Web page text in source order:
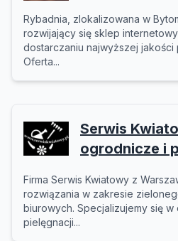
Rybadnia, zlokalizowana w
rozwijający się sklep
dostarczaniu najwyższej jakości
Oferta...
Serwis
ogrodnicze i
Firma Serwis Kwiatowy z
rozwiązania w zakresie
biurowych. Specjalizujemy się w
pielęgnacji...